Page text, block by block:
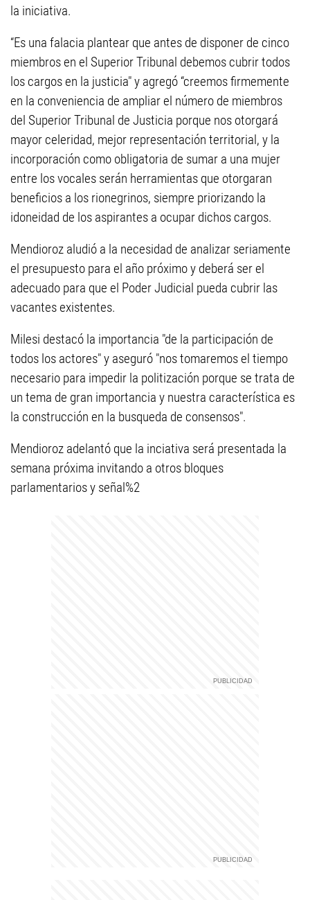
la iniciativa.
“Es una falacia plantear que antes de disponer de cinco
miembros en el Superior Tribunal debemos cubrir todos
los cargos en la justicia" y agregó “creemos firmemente
en la conveniencia de ampliar el número de miembros
del Superior Tribunal de Justicia porque nos otorgará
mayor celeridad, mejor representación territorial, y la
incorporación como obligatoria de sumar a una mujer
entre los vocales serán herramientas que otorgaran
beneficios a los rionegrinos, siempre priorizando la
idoneidad de los aspirantes a ocupar dichos cargos.
Mendioroz aludió a la necesidad de analizar seriamente
el presupuesto para el año próximo y deberá ser el
adecuado para que el Poder Judicial pueda cubrir las
vacantes existentes.
Milesi destacó la importancia "de la participación de
todos los actores" y aseguró "nos tomaremos el tiempo
necesario para impedir la politización porque se trata de
un tema de gran importancia y nuestra característica es
la construcción en la busqueda de consensos".
Mendioroz adelantó que la inciativa será presentada la
semana próxima invitando a otros bloques
parlamentarios y señal%2